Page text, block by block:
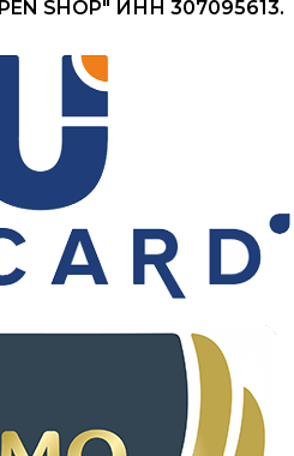
SHOP" ИНН 307095613.